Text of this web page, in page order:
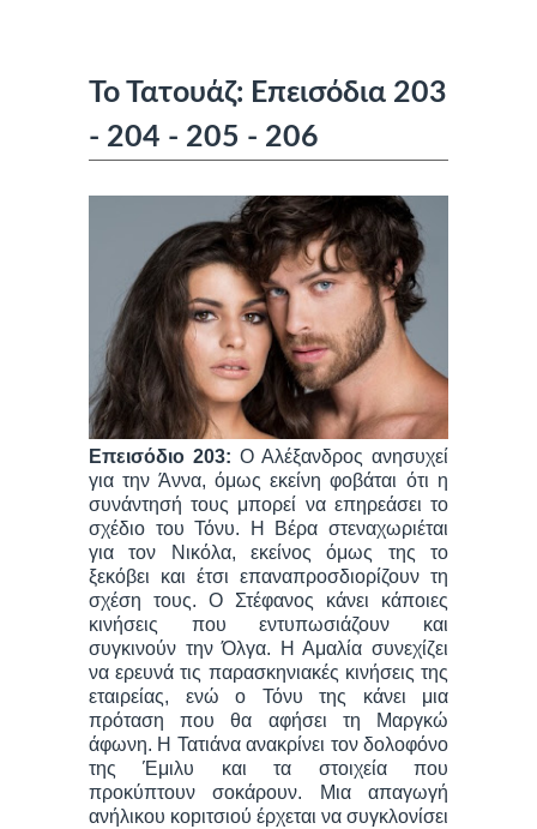
Το Τατουάζ: Επεισόδια 203
- 204 - 205 - 206
Επεισόδιο 203: Ο Αλέξανδρος ανησυχεί
για την Άννα, όμως εκείνη φοβάται ότι η
συνάντησή τους μπορεί να επηρεάσει το
σχέδιο του Τόνυ. Η Βέρα στεναχωριέται
για τον Νικόλα, εκείνος όμως της το
ξεκόβει και έτσι επαναπροσδιορίζουν τη
σχέση τους. Ο Στέφανος κάνει κάποιες
κινήσεις που εντυπωσιάζουν και
συγκινούν την Όλγα. Η Αμαλία συνεχίζει
να ερευνά τις παρασκηνιακές κινήσεις της
εταιρείας, ενώ ο Τόνυ της κάνει μια
πρόταση που θα αφήσει τη Μαργκώ
άφωνη. Η Τατιάνα ανακρίνει τον δολοφόνο
της Έμιλυ και τα στοιχεία που
προκύπτουν σοκάρουν. Μια απαγωγή
ανήλικου κopιτσιού έρχεται να συγκλονίσει